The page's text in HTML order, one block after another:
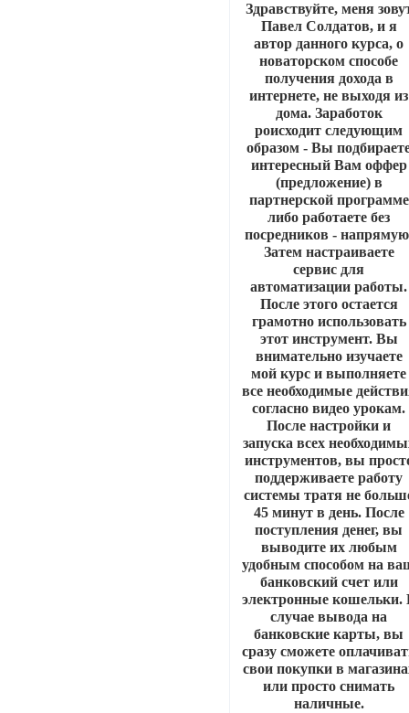
Здравствуйте, меня
Павел Солдатов, и я
автор данного курса, о
новаторском способе
получения дохода в
интернете, не выходя из
дома. Заработок
роисходит следующим
образом - Вы
интересный Вам оффер
(предложение) в
партнерской программе
либо работаете без
посредников -
Затем настраиваете
сервис для
автоматизации работы.
После этого остается
грамотно использовать
этот инструмент. Вы
внимательно изучаете
мой курс и выполняете
все необходимые
согласно видео урокам.
После настройки и
запуска всех
инструментов, вы
поддерживаете работу
системы тратя не
45 минут в день. После
поступления денег, вы
выводите их любым
удобным способом на
банковский счет или
электронные кошельки.
случае вывода на
банковские карты, вы
сразу сможете
свои покупки в
или просто снимать
наличные.